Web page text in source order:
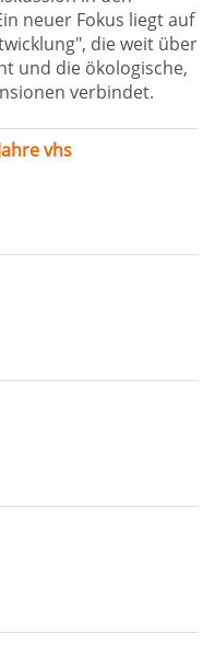
neuer Fokus liegt auf
die weit über
und die ökologische,
verbindet.
vhs